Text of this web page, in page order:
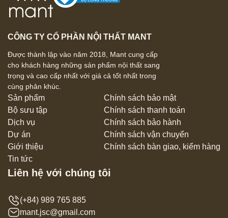
CÔNG TY CỔ PHẦN NỘI THẤT MANT
Được thành lập vào năm 2018, Mant cung cấp
cho khách hàng những sản phẩm nội thất sang
trọng và cao cấp nhất với giá cả tốt nhất trong
cùng phân khúc.
Sản phẩm
Bộ sưu tập
Dịch vụ
Dự án
Giới thiệu
Tin tức
Chính sách bảo mật
Chính sách thanh toán
Chính sách bảo hành
Chính sách vận chuyển
Chính sách bàn giao, kiểm hàng
Liên hệ với chúng tôi
(+84) 989 765 885
mant.jsc@gmail.com